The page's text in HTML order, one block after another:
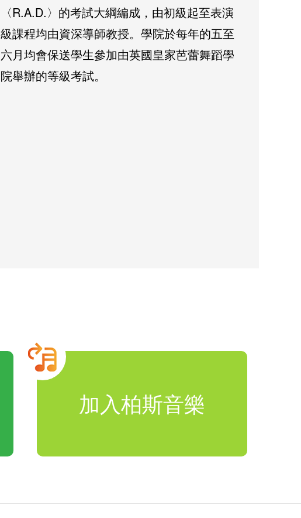
〈R.A.D.〉的考試大綱編成，由初級起至表演
級課程均由資深導師教授。學院於每年的五至
六月均會保送學生參加由英國皇家芭蕾舞蹈學
院舉辦的等級考試。
加入柏斯音樂